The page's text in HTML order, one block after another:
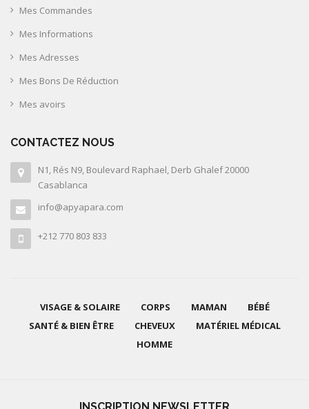
Mes Commandes
Mes Informations
Mes Adresses
Mes Bons De Réduction
Mes avoirs
CONTACTEZ NOUS
N1, Rés N9, Boulevard Raphael, Derb Ghalef 20000
Casablanca
info@apyapara.com
+212 770 803 833
VISAGE & SOLAIRE CORPS MAMAN
BÉBÉ
SANTÉ & BIEN ÊTRE
CHEVEUX
MATÉRIEL MÉDICAL
HOMME